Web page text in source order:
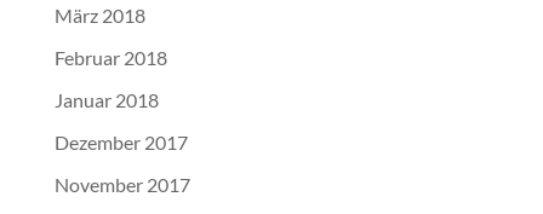
März 2018
Februar 2018
Januar 2018
Dezember 2017
November 2017